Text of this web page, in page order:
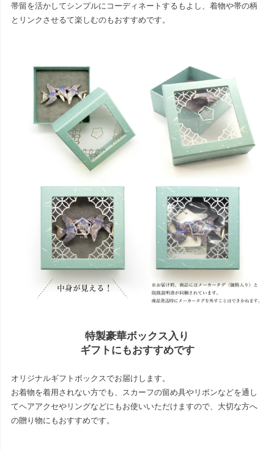
帯留を活かしてシンプルにコーディネートするもよし、着物や帯の柄
とリンクさせるて楽しむのもおすすめです。
特製豪華ボックス入り
ギフトにもおすすめです
オリジナルギフトボックスでお届けします。
お着物を着用されない方でも、スカーフの留め具やリボンなどを通し
てヘアアクセやリングなどにもお使いいただけますので、大切な方へ
の贈り物にもおすすめです。